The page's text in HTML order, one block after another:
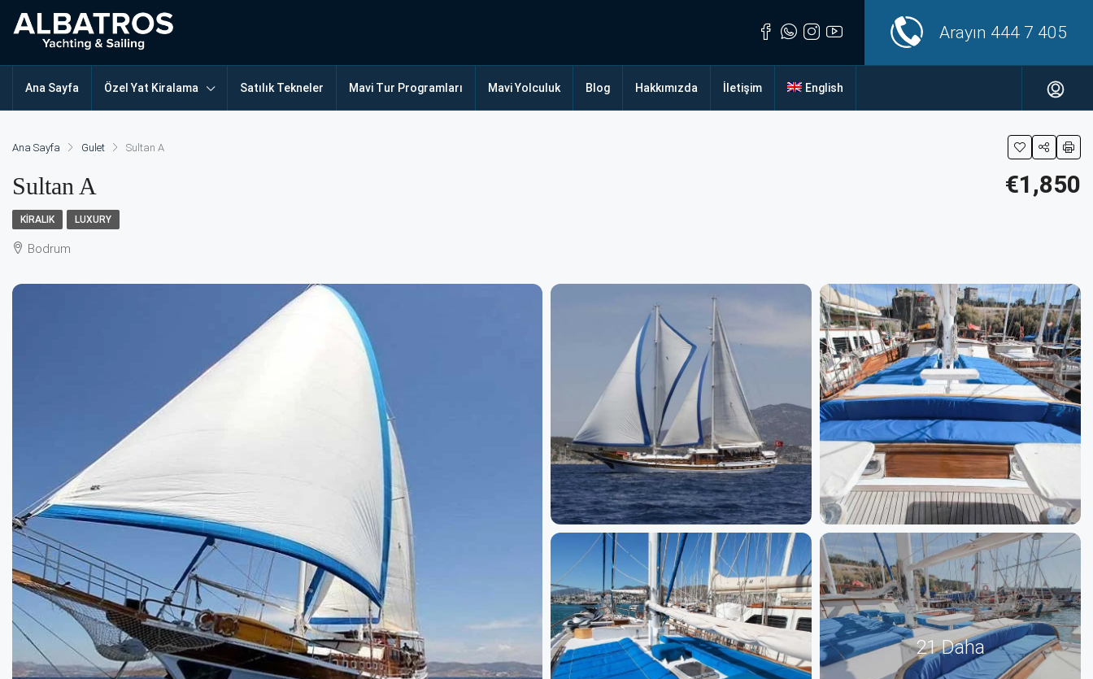
Arayın 444 7 405
Ana Sayfa Özel Yat Kiralama Satılık Tekneler Mavi Tur Programları Mavi Yolculuk Blog Hakkımızda İletişim English
Ana Sayfa Gulet Sultan A
Sultan A €1,850
KIRALIK LUXURY
Bodrum
21 Daha